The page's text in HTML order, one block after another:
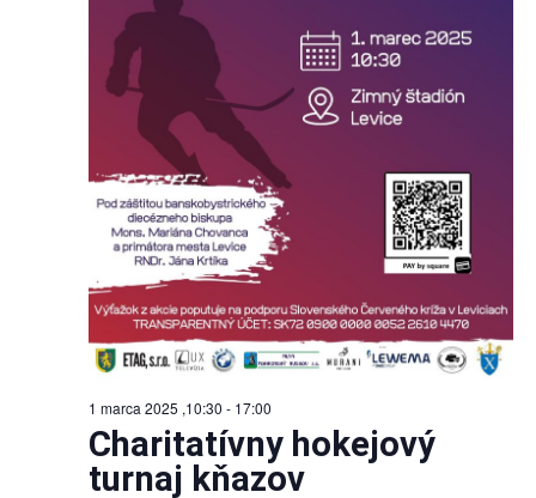
1 marca 2025 ,10:30 - 17:00
Charitatívny hokejový
turnaj kňazov